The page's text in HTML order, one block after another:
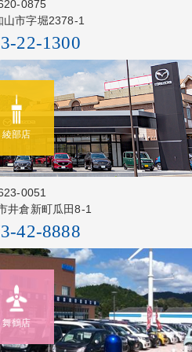
0875
山市字堀2378-1
22-1300
綾部店
0051
井倉新町瓜田8-1
42-8888
舞鶴店